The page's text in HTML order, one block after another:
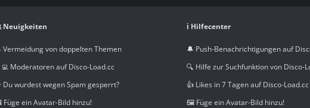
Neuigkeiten
Vermeidung von doppelten Themen
Moderatoren auf Disco-Load.cc
Du wurdest wegen Spam gesperrt?
ein Avatar-Bild hinzu!
ℹ️ Hilfecenter
🔔 Push-Benachrichtigungen auf
🔍 Hilfe zur Suchfunktion von Disco-
👍 Likes in 7 Tagen auf Disco-Load.cc
🖼️ Füge ein Avatar-Bild hinzu!